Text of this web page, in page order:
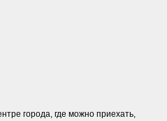
города, где можно приехать,